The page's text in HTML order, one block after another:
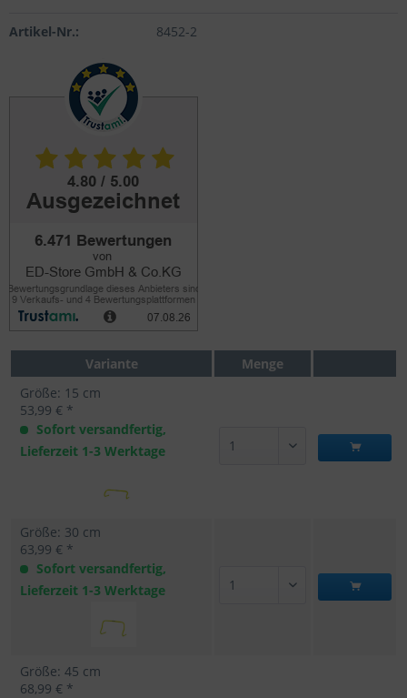
Artikel-Nr.: 8452-2
Variante
Menge
Größe: 15 cm
53,99 € *
Sofort versandfertig,
Lieferzeit 1-3 Werktage
Größe: 30 cm
63,99 € *
Sofort versandfertig,
Lieferzeit 1-3 Werktage
Größe: 45 cm
68,99 € *